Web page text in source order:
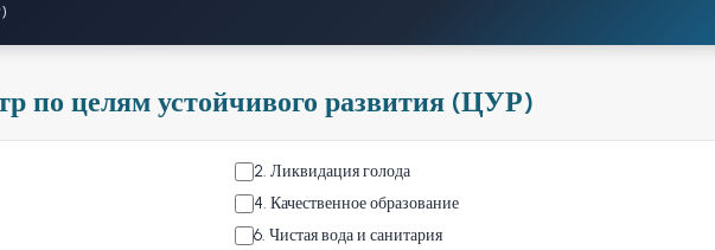
по целям устойчивого развития (ЦУР)
2. Ликвидация голода
4. Качественное образование
6. Чистая вода и санитария